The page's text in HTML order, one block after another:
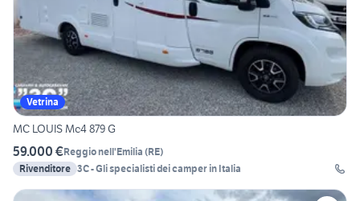
Vetrina
MC LOUIS Mc4 879 G
59.000 €Reggio nell'Emilia (RE)
Rivenditore 3C - Gli specialisti dei camper in Italia